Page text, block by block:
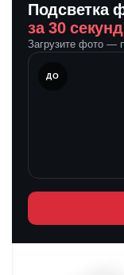
Подсветка
за 30 секунд
Загрузите фото —
ДО